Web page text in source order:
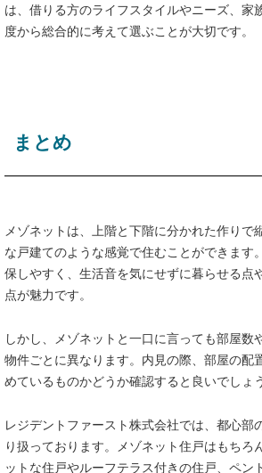
は、借りる方のライフスタイルやニーズ、家
度から総合的に考えて選ぶことが大切です。
まとめ
メゾネットは、上階と下階に分かれた作りで
な戸建てのような感覚で住むことができます
保しやすく、生活音を気にせずに暮らせる点
点が魅力です。
しかし、メゾネットと一口に言っても部屋数
物件ごとに異なります。内見の際、部屋の配
めているものかどうか確認すると良いでしょ
レジデントファースト株式会社では、都心部
り扱っております。メゾネット住戸はもちろ
ットな住戸やルーフテラス付きの住戸、ペン